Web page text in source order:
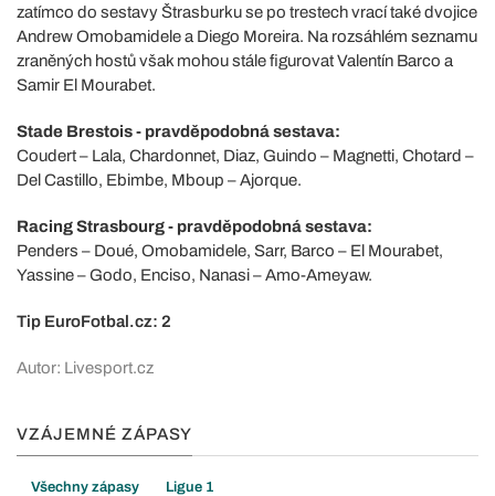
zatímco do sestavy Štrasburku se po trestech vrací také dvojice
Andrew Omobamidele a Diego Moreira. Na rozsáhlém seznamu
zraněných hostů však mohou stále figurovat Valentín Barco a
Samir El Mourabet.
Stade Brestois - pravděpodobná sestava:
Coudert – Lala, Chardonnet, Diaz, Guindo – Magnetti, Chotard –
Del Castillo, Ebimbe, Mboup – Ajorque.
Racing Strasbourg - pravděpodobná sestava:
Penders – Doué, Omobamidele, Sarr, Barco – El Mourabet,
Yassine – Godo, Enciso, Nanasi – Amo-Ameyaw.
Tip EuroFotbal.cz: 2
Autor: Livesport.cz
VZÁJEMNÉ ZÁPASY
Všechny zápasy Ligue 1